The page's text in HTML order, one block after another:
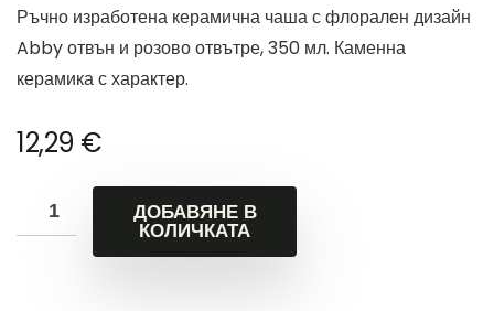
Ръчно изработена керамична чаша с флорален дизайн
Abby отвън и розово отвътре, 350 мл. Каменна
керамика с характер.
12,29 €
ДОБАВЯНЕ В
КОЛИЧКАТА